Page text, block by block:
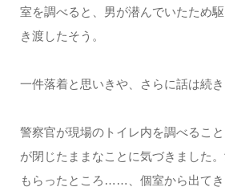
室を調べると、男が潜んでいたため
き渡したそう。
一件落着と思いきや、さらに話は続き
警察官が現場のトイレ内を調べるこ
が閉じたままなことに気づきました
もらったところ……、個室から出てき